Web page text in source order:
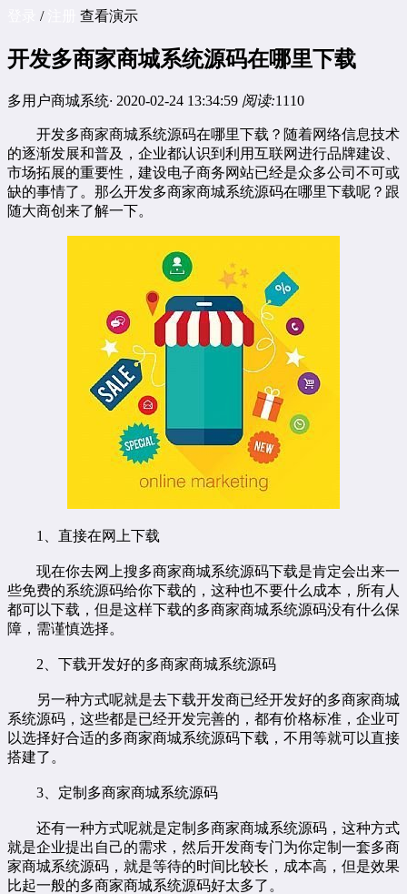
/注册 查看演示
开发多商家商城系统源码在哪里下载
多用户商城系统· 2020-02-24 13:34:59 阅读:1110
开发多商家商城系统源码在哪里下载？随着网络信息技术
的逐渐发展和普及，企业都认识到利用互联网进行品牌建设、
市场拓展的重要性，建设电子商务网站已经是众多公司不可或
缺的事情了。那么开发多商家商城系统源码在哪里下载呢？跟
随大商创来了解一下。
1、直接在网上下载
现在你去网上搜多商家商城系统源码下载是肯定会出来一
些免费的系统源码给你下载的，这种也不要什么成本，所有人
都可以下载，但是这样下载的多商家商城系统源码没有什么保
障，需谨慎选择。
2、下载开发好的多商家商城系统源码
另一种方式呢就是去下载开发商已经开发好的多商家商城
系统源码，这些都是已经开发完善的，都有价格标准，企业可
以选择好合适的多商家商城系统源码下载，不用等就可以直接
搭建了。
3、定制多商家商城系统源码
还有一种方式呢就是定制多商家商城系统源码，这种方式
就是企业提出自己的需求，然后开发商专门为你定制一套多商
家商城系统源码，就是等待的时间比较长，成本高，但是效果
比起一般的多商家商城系统源码好太多了。